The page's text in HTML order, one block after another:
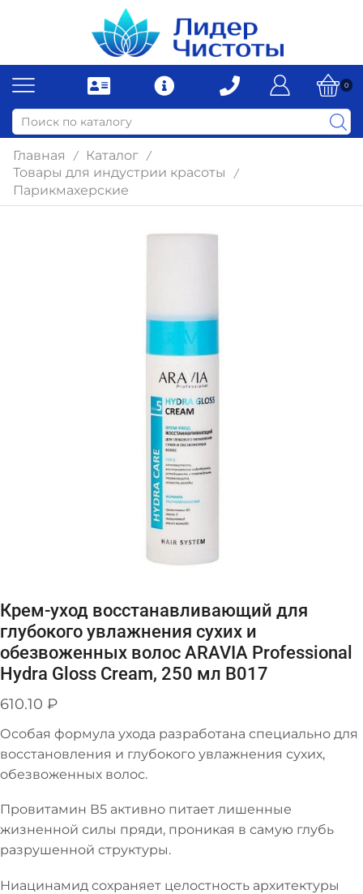
0
Главная / Каталог /
Товары для индустрии красоты /
Парикмахерские
Крем-уход восстанавливающий для
глубокого увлажнения сухих и
обезвоженных волос ARAVIA Professional
Hydra Gloss Cream, 250 мл В017
610.10 ₽
Особая формула ухода разработана специально для
восстановления и глубокого увлажнения сухих,
обезвоженных волос.
Провитамин В5 активно питает лишенные
жизненной силы пряди, проникая в самую глубь
разрушенной структуры.
Ниацинамид сохраняет целостность архитектуры